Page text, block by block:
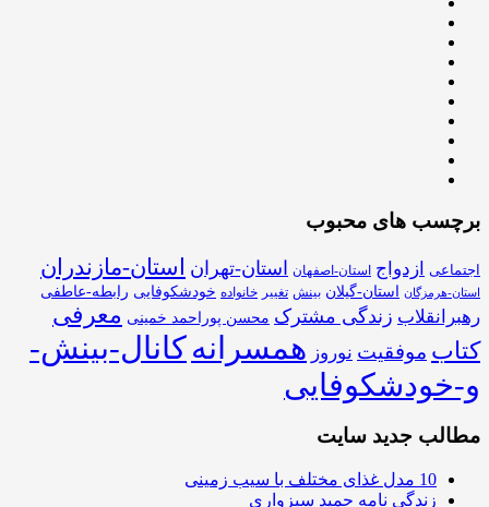
برچسب های محبوب
اجتماعی ازدواج استان-اصفهان استان-تهران استان-مازندران
استان-هرمزگان استان-گیلان بینش تغییر خانواده خودشکوفایی رابطه-عاطفی
رهبرانقلاب زندگی مشترک محسن پوراحمد خمینی معرفی
کتاب موفقیت نوروز همسرانهکانال-بینش-
و-خودشکوفایی
مطالب جدید سایت
10 مدل غذای مختلف با سیب زمینی
زندگی نامه حمید سبزواری